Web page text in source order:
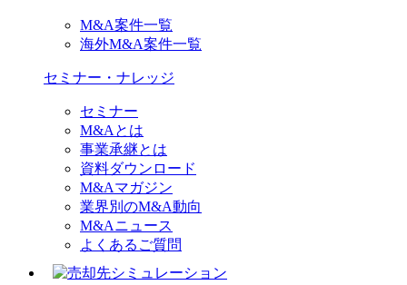
M&A案件一覧
海外M&A案件一覧
セミナー・ナレッジ
セミナー
M&Aとは
事業承継とは
資料ダウンロード
M&Aマガジン
業界別のM&A動向
M&Aニュース
よくあるご質問